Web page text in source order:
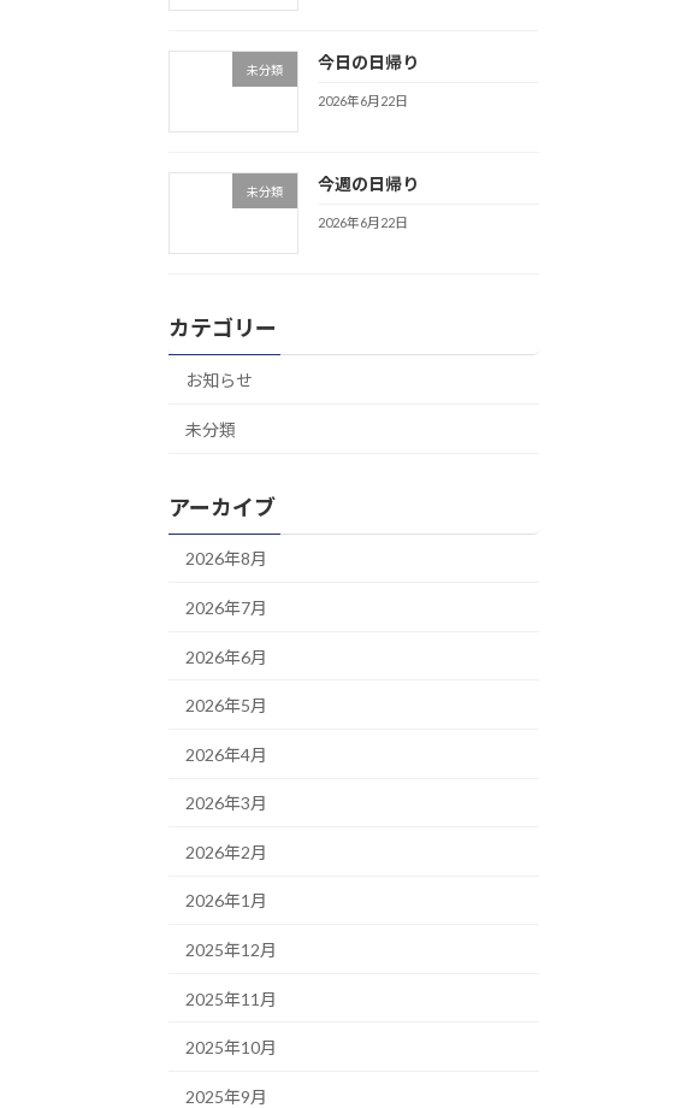
未分類 今日の日帰り
2026年6月22日
未分類 今週の日帰り
2026年6月22日
カテゴリー
お知らせ
未分類
アーカイブ
2026年8月
2026年7月
2026年6月
2026年5月
2026年4月
2026年3月
2026年2月
2026年1月
2025年12月
2025年11月
2025年10月
2025年9月